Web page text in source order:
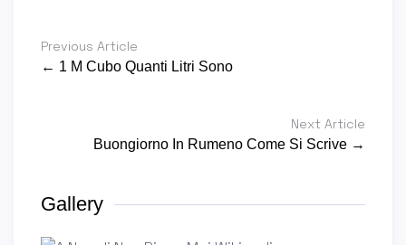
Previous Article
← 1 M Cubo Quanti Litri Sono
Next Article
Buongiorno In Rumeno Come Si Scrive →
Gallery